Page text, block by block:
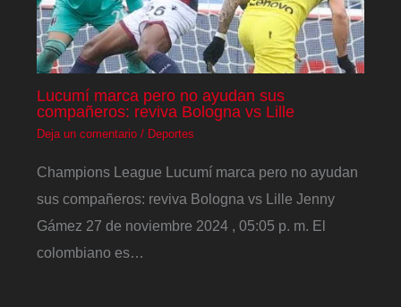
Lucumí marca pero no ayudan sus
compañeros: reviva Bologna vs Lille
Deja un comentario / Deportes
Champions League Lucumí marca pero no ayudan
sus compañeros: reviva Bologna vs Lille Jenny
Gámez 27 de noviembre 2024 , 05:05 p. m. El
colombiano es…